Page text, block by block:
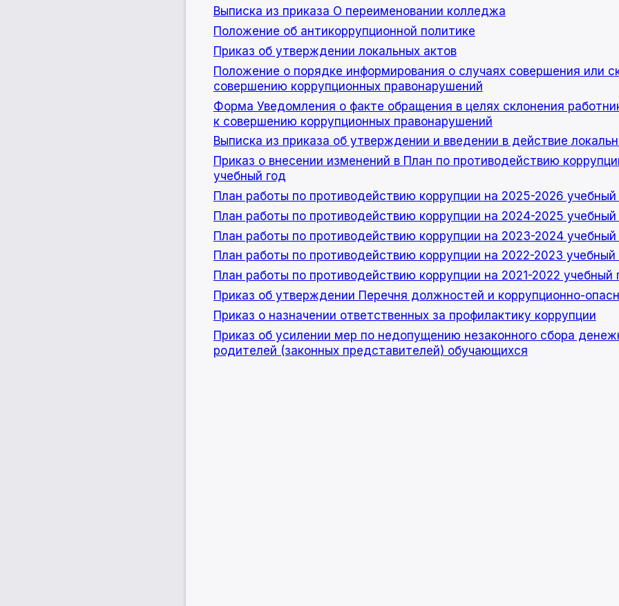
Выписка из приказа О переименовании колледжа
Положение об антикоррупционной политике
Приказ об утверждении локальных актов
Положение о порядке информирования о случаях совершения или
совершению коррупционных правонарушений
Форма Уведомления о факте обращения в целях склонения
к совершению коррупционных правонарушений
Выписка из приказа об утверждении и введении в действие
Приказ о внесении изменений в План по противодействию
учебный год
План работы по противодействию коррупции на 2025-2026 учебный
План работы по противодействию коррупции на 2024-2025 учебный
План работы по противодействию коррупции на 2023-2024 учебный
План работы по противодействию коррупции на 2022-2023 учебный
План работы по противодействию коррупции на 2021-2022 учебный
Приказ об утверждении Перечня должностей и коррупционно-
Приказ о назначении ответственных за профилактику коррупции
Приказ об усилении мер по недопущению незаконного сбора
родителей (законных представителей) обучающихся